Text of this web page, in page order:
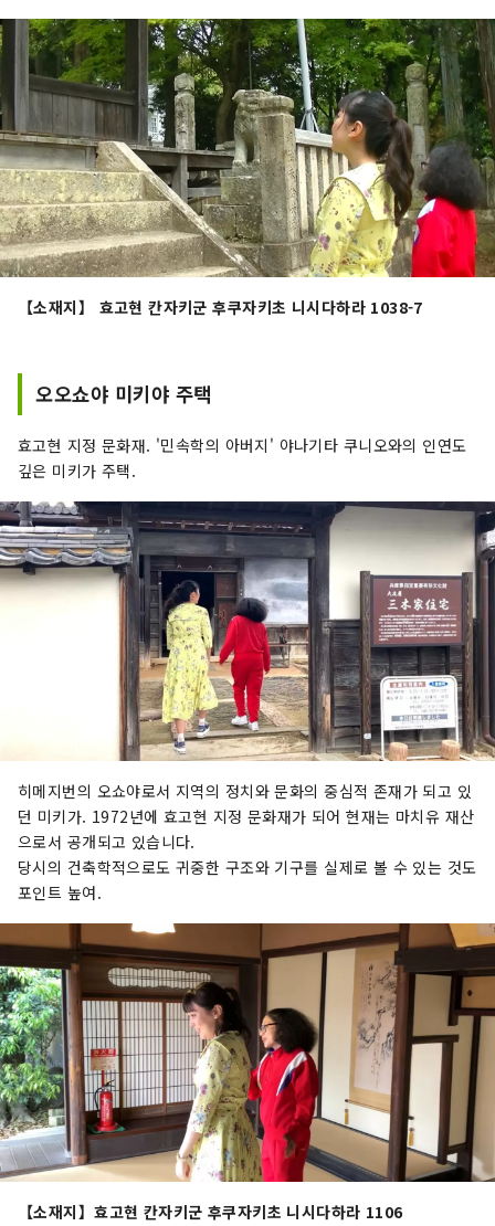
【소재지】 효고현 칸자키군 후쿠자키초 니시다하라 1038-7
오오쇼야 미키야 주택
효고현 지정 문화재. '민속학의 아버지' 야나기타 쿠니오와의 인연도
깊은 미키가 주택.
히메지번의 오쇼야로서 지역의 정치와 문화의 중심적 존재가 되고 있
던 미키가. 1972년에 효고현 지정 문화재가 되어 현재는 마치유 재산
으로서 공개되고 있습니다.
당시의 건축학적으로도 귀중한 구조와 기구를 실제로 볼 수 있는 것도
포인트 높여.
【소재지】효고현 칸자키군 후쿠자키초 니시다하라 1106